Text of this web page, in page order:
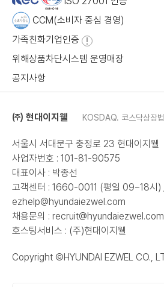
CCM(소비자 중심 경영)
가족친화기업인증
위해상품차단시스템 운영매장
공지사항
㈜ 현대이지웰 KOSDAQ. 코스닥상장
서울시 서대문구 충정로 23 현대이지웰
사업자번호 : 101-81-90575
대표이사 : 박종선
고객센터 : 1660-0011 (평일 09~18시)
ezhelp@hyundaiezwel.com
채용문의 : recruit@hyundaiezwel.com
호스팅서비스 : (주)현대이지웰
Copyright ©HYUNDAI EZWEL CO.,